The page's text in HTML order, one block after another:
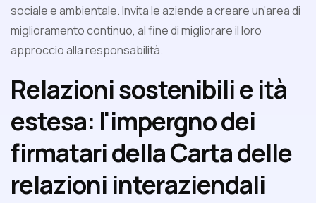
sociale e ambientale. Invita le aziende a creare un'area di
miglioramento continuo, al fine di migliorare il loro
approccio alla responsabilità.
Relazioni sostenibili e ità
estesa: l'impergno dei
firmatari della Carta delle
relazioni interaziendali